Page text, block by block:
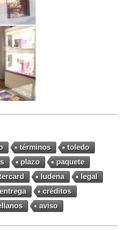
términos
toledo
plazo
paquete
ludena
legal
entrega
créditos
aviso